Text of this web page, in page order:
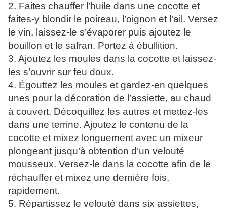
2. Faites chauffer l’huile dans une cocotte et
faites-y blondir le poireau, l’oignon et l’ail. Versez
le vin, laissez-le s’évaporer puis ajoutez le
bouillon et le safran. Portez à ébullition.
3. Ajoutez les moules dans la cocotte et laissez-
les s’ouvrir sur feu doux.
4. Égouttez les moules et gardez-en quelques
unes pour la décoration de l’assiette, au chaud
à couvert. Décoquillez les autres et mettez-les
dans une terrine. Ajoutez le contenu de la
cocotte et mixez longuement avec un mixeur
plongeant jusqu’à obtention d’un velouté
mousseux. Versez-le dans la cocotte afin de le
réchauffer et mixez une dernière fois,
rapidement.
5. Répartissez le velouté dans six assiettes,